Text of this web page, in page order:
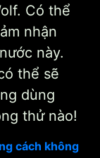
Có thể
nhận
này.
thể sẽ
dùng
thử nào!
cách không